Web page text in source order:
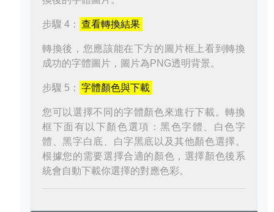
步驟 4： 查看轉換結果
轉換後，您應該能在下方的圖片框上看到轉換
成功的字體圖片，圖片為PNG透明背景。
步驟 5： 字體顏色與下載
您可以選擇不同的字體顏色來進行下載。轉換
框下面有以下顏色選項：黑色字體、白色字
體、黑字白底、白字黑底以及其他顏色選擇。
根據您的需要選擇合適的顏色，選擇顏色後系
統會自動下載你選擇的對應色彩。